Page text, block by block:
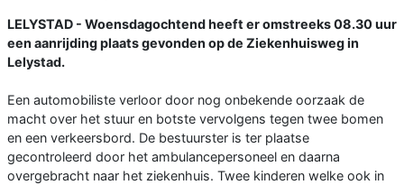
LELYSTAD - Woensdagochtend heeft er omstreeks 08.30 uur
een aanrijding plaats gevonden op de Ziekenhuisweg in
Lelystad.
Een automobiliste verloor door nog onbekende oorzaak de
macht over het stuur en botste vervolgens tegen twee bomen
en een verkeersbord. De bestuurster is ter plaatse
gecontroleerd door het ambulancepersoneel en daarna
overgebracht naar het ziekenhuis. Twee kinderen welke ook in